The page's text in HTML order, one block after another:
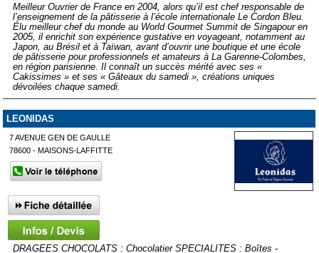
Meilleur Ouvrier de France en 2004, alors qu’il est chef responsable de
l’enseignement de la pâtisserie à l’école internationale Le Cordon Bleu.
Élu meilleur chef du monde au World Gourmet Summit de Singapour en
2005, il enrichit son expérience gustative en voyageant, notamment au
Japon, au Brésil et à Taïwan, avant d’ouvrir une boutique et une école
de pâtisserie pour professionnels et amateurs à La Garenne-Colombes,
en région parisienne. Il connaît un succès mérité avec ses «
Cakissimes » et ses « Gâteaux du samedi », créations uniques
dévoilées chaque samedi.
LEONIDAS
7 AVENUE GEN DE GAULLE
78600 - MAISONS-LAFFITTE
DRAGEES CHOCOLATS : Chocolatier SPECIALITES : Boîtes -